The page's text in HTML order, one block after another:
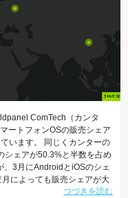
ComTech（カンタ
ートフォンOSの販売シェア
います。 同じくカンターの
シェアが50.3%と半数を占め
3月にAndroidとiOSのシェ
によっても販売シェアが大
測しつつ、大きな流れを見
つづきを読む